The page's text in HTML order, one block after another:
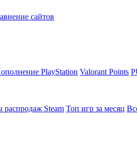
сайтов
PlayStation Valorant Points
распродаж Steam Топ игр за месяц